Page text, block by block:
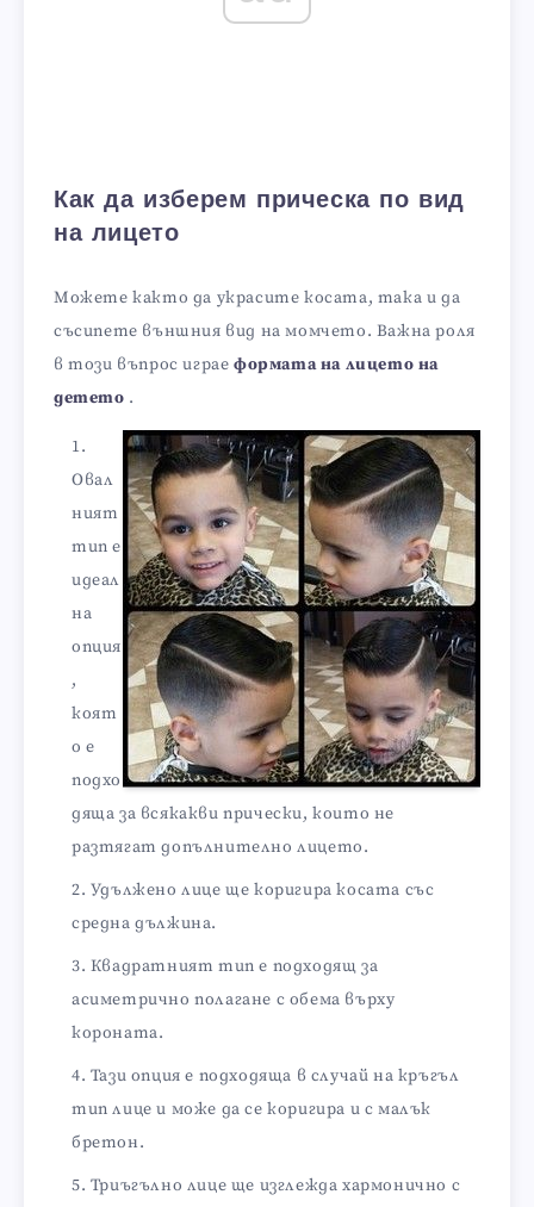
Как да изберем прическа по вид
на лицето
Можете както да украсите косата, така и да
съсипете външния вид на момчето. Важна роля
в този въпрос играе формата на лицето на
детето .
Овал
ният
тип е
идеал
на
опция
,
коят
о е
подхо
дяща за всякакви прически, които не
разтягат допълнително лицето.
Удължено лице ще коригира косата със
средна дължина.
Квадратният тип е подходящ за
асиметрично полагане с обема върху
короната.
Тази опция е подходяща в случай на кръгъл
тип лице и може да се коригира и с малък
бретон.
Триъгълно лице ще изглежда хармонично с